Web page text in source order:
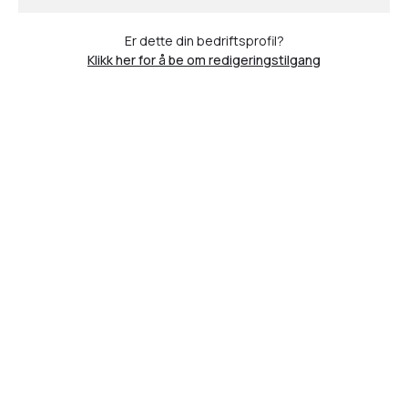
Er dette din bedriftsprofil?
Klikk her for å be om redigeringstilgang